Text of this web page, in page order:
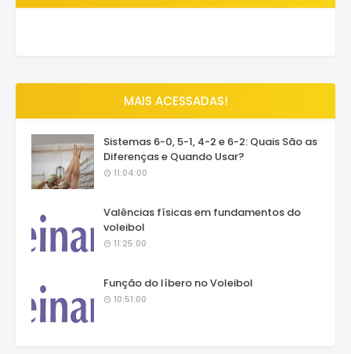
MAIS ACESSADAS!
Sistemas 6-0, 5-1, 4-2 e 6-2: Quais São as
Diferenças e Quando Usar?
11:04:00
Valências físicas em fundamentos do
voleibol
11:25:00
Função do líbero no Voleibol
10:51:00